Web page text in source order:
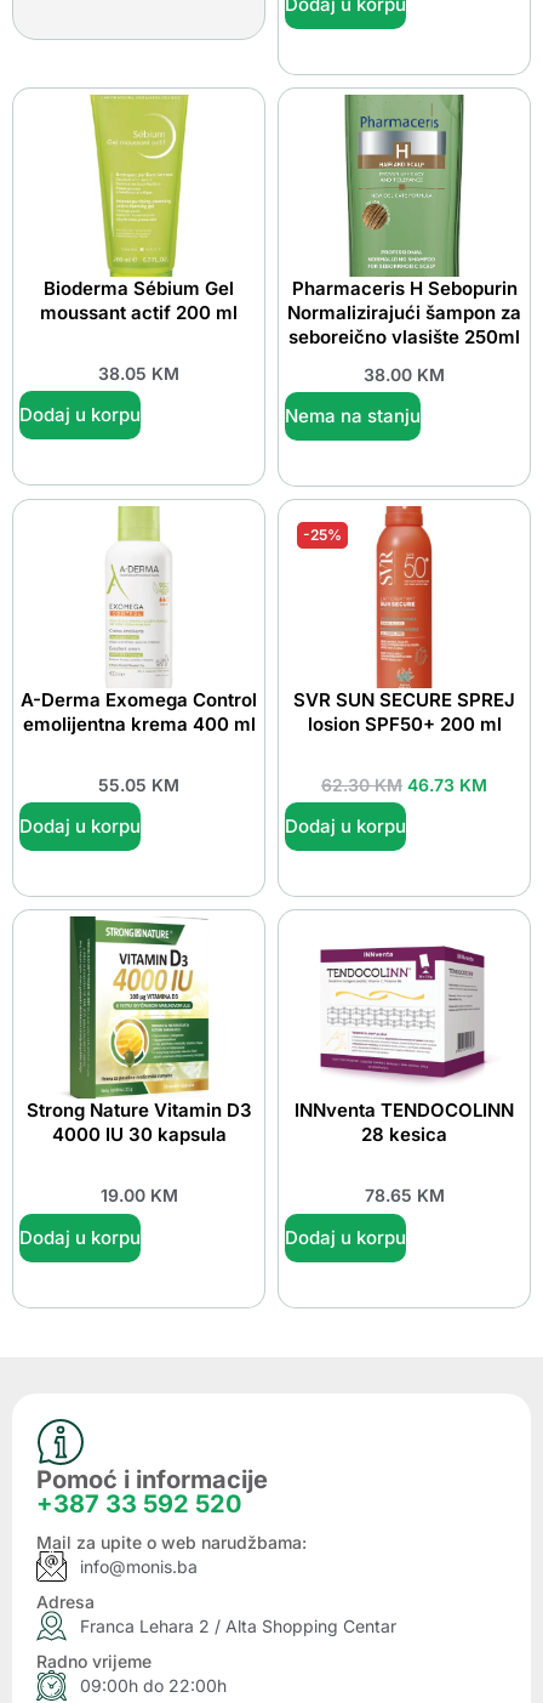
Bioderma Sébium Gel
moussant actif 200 ml
38.05 KM
Dodaj u korpu
Pharmaceris H Sebopurin
Normalizirajući šampon za
seboreično vlasište 250ml
38.00 KM
Nema na stanju
A-Derma Exomega Control
emolijentna krema 400 ml
55.05 KM
Dodaj u korpu
-25%
SVR SUN SECURE SPREJ
losion SPF50+ 200 ml
62.30KM 46.73 KM
Dodaj u korpu
Strong Nature Vitamin D3
4000 IU 30 kapsula
19.00 KM
Dodaj u korpu
INNventa TENDOCOLINN
28 kesica
78.65 KM
Dodaj u korpu
Pomoć i informacije
+387 33 592 520
Mail za upite o web narudžbama:
info@monis.ba
Adresa
Franca Lehara 2 / Alta Shopping Centar
Radno vrijeme
09:00h do 22:00h